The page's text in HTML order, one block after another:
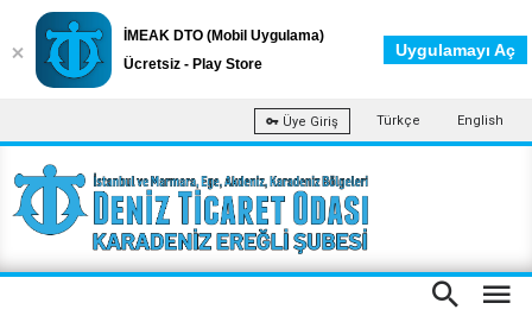
Üye Giriş Türkçe English
İMEAK DTO (Mobil Uygulama)
Ücretsiz - Play Store
Uygulamayı Aç